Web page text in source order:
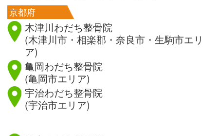
京都府
木津川わだち整骨院
(木津川市・相楽郡・奈良市・生駒市エリ
ア)
亀岡わだち整骨院
(亀岡市エリア)
宇治わだち整骨院
(宇治市エリア)